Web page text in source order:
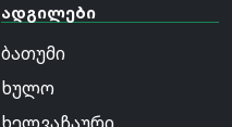
ადგილები
ბათუმი
ხულო